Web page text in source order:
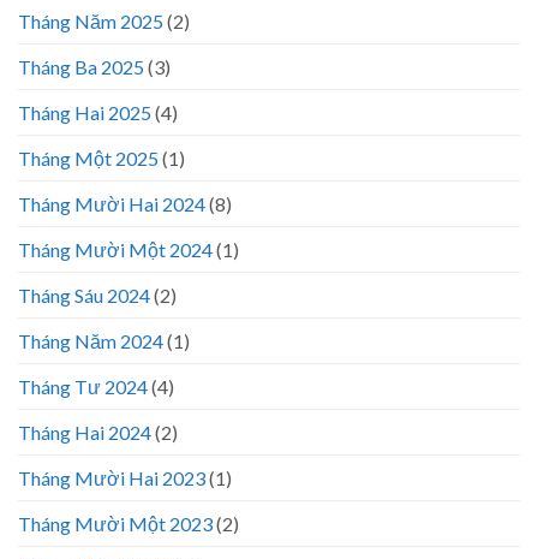
Tháng Năm 2025(2)
Tháng Ba 2025(3)
Tháng Hai 2025(4)
Tháng Một 2025(1)
Tháng Mười Hai 2024(8)
Tháng Mười Một 2024(1)
Tháng Sáu 2024(2)
Tháng Năm 2024(1)
Tháng Tư 2024(4)
Tháng Hai 2024(2)
Tháng Mười Hai 2023(1)
Tháng Mười Một 2023(2)